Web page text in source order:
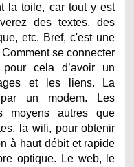
la toile, car tout y est
des textes, des
etc. Bref, c'est une
se connecter
cela d’avoir un
et les liens. La
un modem. Les
moyens autres que
la wifi, pour obtenir
à haut débit et rapide
optique. Le web, le